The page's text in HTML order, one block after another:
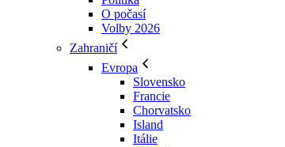
O počasí
Volby 2026
Zahraničí
Evropa
Slovensko
Francie
Chorvatsko
Island
Itálie